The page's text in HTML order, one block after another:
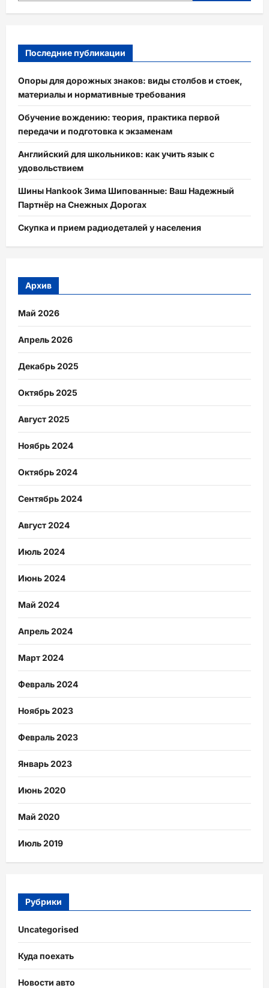
Последние публикации
Опоры для дорожных знаков: виды столбов и стоек,
материалы и нормативные требования
Обучение вождению: теория, практика первой
передачи и подготовка к экзаменам
Английский для школьников: как учить язык с
удовольствием
Шины Hankook Зима Шипованные: Ваш Надежный
Партнёр на Снежных Дорогах
Скупка и прием радиодеталей у населения
Архив
Май 2026
Апрель 2026
Декабрь 2025
Октябрь 2025
Август 2025
Ноябрь 2024
Октябрь 2024
Сентябрь 2024
Август 2024
Июль 2024
Июнь 2024
Май 2024
Апрель 2024
Март 2024
Февраль 2024
Ноябрь 2023
Февраль 2023
Январь 2023
Июнь 2020
Май 2020
Июль 2019
Рубрики
Uncategorised
Куда поехать
Новости авто